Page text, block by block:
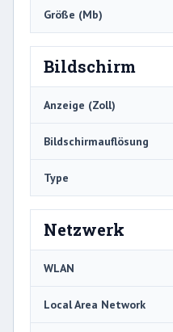
Größe (Mb)
Bildschirm
Anzeige (Zoll)
Bildschirmauflösung
Type
Netzwerk
WLAN
Local Area Network